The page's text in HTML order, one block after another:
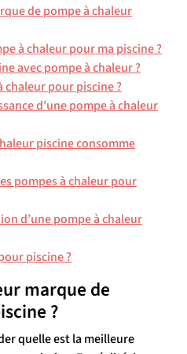
de pompe à chaleur
à chaleur pour ma piscine ?
avec pompe à chaleur ?
chaleur pour piscine ?
d’une pompe à chaleur
piscine consomme
pompes à chaleur pour
d’une pompe à chaleur
piscine ?
marque de
?
quelle est la meilleure